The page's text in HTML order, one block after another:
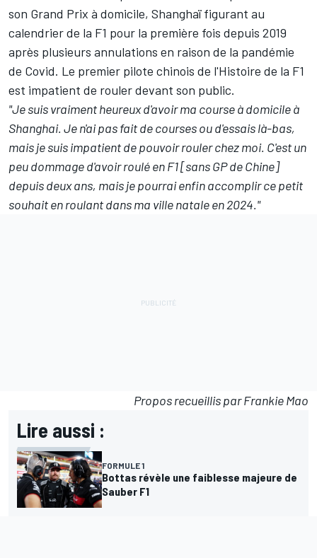
son Grand Prix à domicile, Shanghaï figurant au
calendrier de la F1 pour la première fois depuis 2019
après plusieurs annulations en raison de la pandémie
de Covid. Le premier pilote chinois de l'Histoire de la F1
est impatient de rouler devant son public.
"Je suis vraiment heureux d'avoir ma course à domicile à
Shanghai. Je n'ai pas fait de courses ou d'essais là-bas,
mais je suis impatient de pouvoir rouler chez moi. C'est un
peu dommage d'avoir roulé en F1 [sans GP de Chine]
depuis deux ans, mais je pourrai enfin accomplir ce petit
souhait en roulant dans ma ville natale en 2024."
Propos recueillis par Frankie Mao
Lire aussi :
FORMULE 1
Bottas révèle une faiblesse majeure de
Sauber F1